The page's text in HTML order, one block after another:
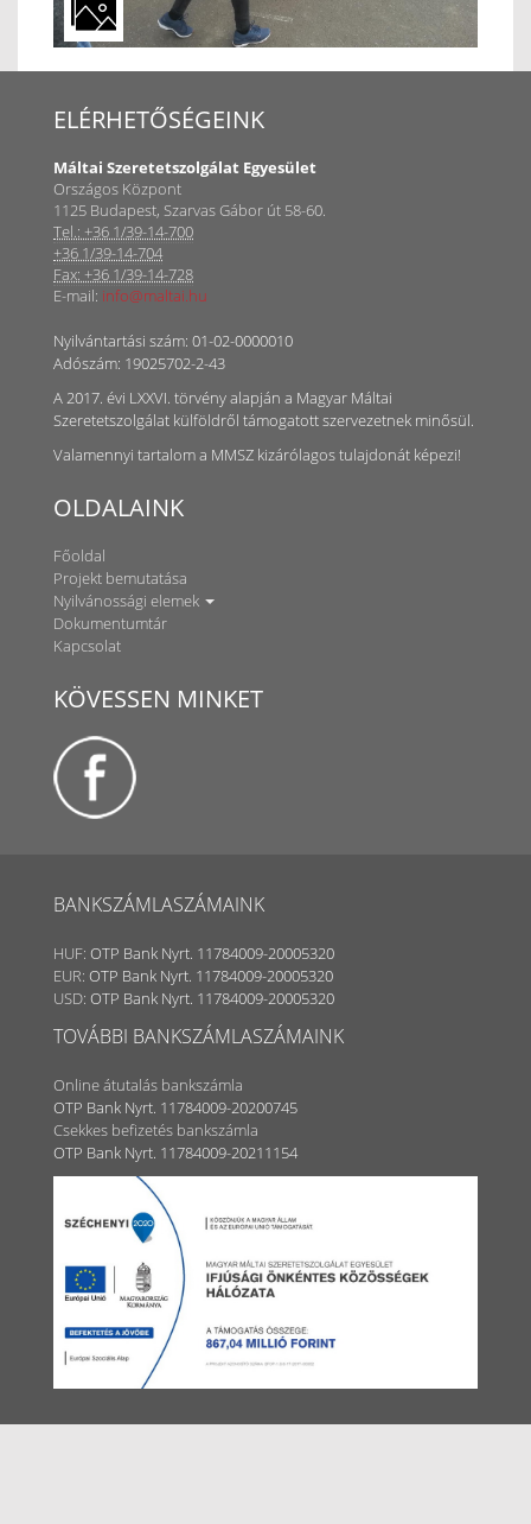
ELÉRHETŐSÉGEINK
Máltai Szeretetszolgálat Egyesület
Országos Központ
1125 Budapest, Szarvas Gábor út 58-60.
Tel.: +36 1/39-14-700
+36 1/39-14-704
Fax: +36 1/39-14-728
E-mail: info@maltai.hu
Nyilvántartási szám: 01-02-0000010
Adószám: 19025702-2-43
A 2017. évi LXXVI. törvény alapján a Magyar Máltai
Szeretetszolgálat külföldről támogatott szervezetnek minősül.
Valamennyi tartalom a MMSZ kizárólagos tulajdonát képezi!
OLDALAINK
Főoldal
Projekt bemutatása
Nyilvánossági elemek
Dokumentumtár
Kapcsolat
KÖVESSEN MINKET
BANKSZÁMLASZÁMAINK
HUF: OTP Bank Nyrt. 11784009-20005320
EUR: OTP Bank Nyrt. 11784009-20005320
USD: OTP Bank Nyrt. 11784009-20005320
TOVÁBBI BANKSZÁMLASZÁMAINK
Online átutalás bankszámla
OTP Bank Nyrt. 11784009-20200745
Csekkes befizetés bankszámla
OTP Bank Nyrt. 11784009-20211154